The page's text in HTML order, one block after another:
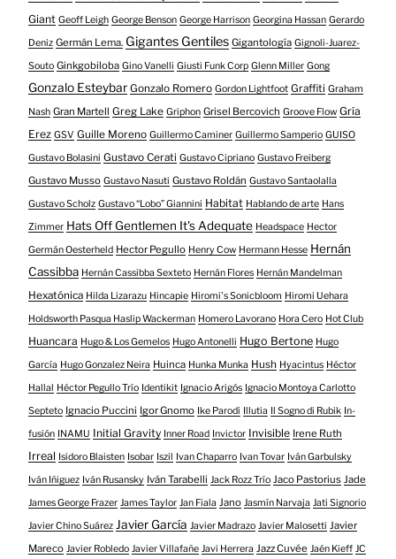
Giant Geoff Leigh George Benson George Harrison Georgina Hassan Gerardo
Deniz Germán Lema. Gigantes Gentiles Gigantología Gignoli-Juarez-
Souto Ginkgobiloba Gino Vanelli Giusti Funk Corp Glenn Miller Gong
Gonzalo Esteybar Gonzalo Romero Gordon Lightfoot Graffiti Graham
Nash Gran Martell Greg Lake Griphon Grisel Bercovich Groove Flow Gría
Erez GSV Guille Moreno Guillermo Caminer Guillermo Samperio GUISO
Gustavo Bolasini Gustavo Cerati Gustavo Cipriano Gustavo Freiberg
Gustavo Musso Gustavo Nasuti Gustavo Roldán Gustavo Santaolalla
Gustavo Scholz Gustavo “Lobo” Giannini Habitat Hablando de arte Hans
Zimmer Hats Off Gentlemen It's Adequate Headspace Hector
Germán Oesterheld Hector Pegullo Henry Cow Hermann Hesse Hernán
Cassibba Hernán Cassibba Sexteto Hernán Flores Hernán Mandelman
Hexatónica Hilda Lizarazu Hincapie Hiromi's Sonicbloom Hiromi Uehara
Holdsworth Pasqua Haslip Wackerman Homero Lavorano Hora Cero Hot Club
Huancara Hugo & Los Gemelos Hugo Antonelli Hugo Bertone Hugo
García Hugo Gonzalez Neira Huinca Hunka Munka Hush Hyacintus Héctor
Hallal Héctor Pegullo Trío Identikit Ignacio Arigós Ignacio Montoya Carlotto
Septeto Ignacio Puccini Igor Gnomo Ike Parodi Illutia Il Sogno di Rubik In-
fusión INAMU Initial Gravity Inner Road Invictor Invisible Irene Ruth
Irreal Isidoro Blaisten Isobar Iszil Ivan Chaparro Ivan Tovar Iván Garbulsky
Iván Iñiguez Iván Rusansky Iván Tarabelli Jack Rozz Trío Jaco Pastorius Jade
James George Frazer James Taylor Jan Fiala Jano Jasmín Narvaja Jati Signorio
Javier Chino Suárez Javier García Javier Madrazo Javier Malosetti Javier
Mareco Javier Robledo Javier Villafañe Javi Herrera Jazz Cuvée Jaén Kieff JC